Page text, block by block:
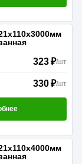
323 ₽/шт
330 ₽/шт